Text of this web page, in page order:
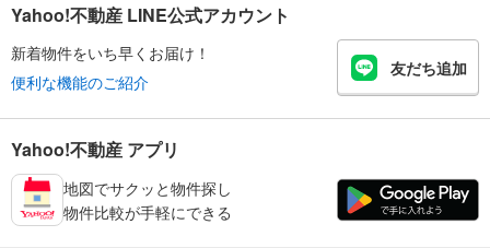
Yahoo!不動産 LINE公式アカウント
新着物件をいち早くお届け！
便利な機能のご紹介
友だち追加
Yahoo!不動産 アプリ
地図でサクッと物件探し
物件比較が手軽にできる